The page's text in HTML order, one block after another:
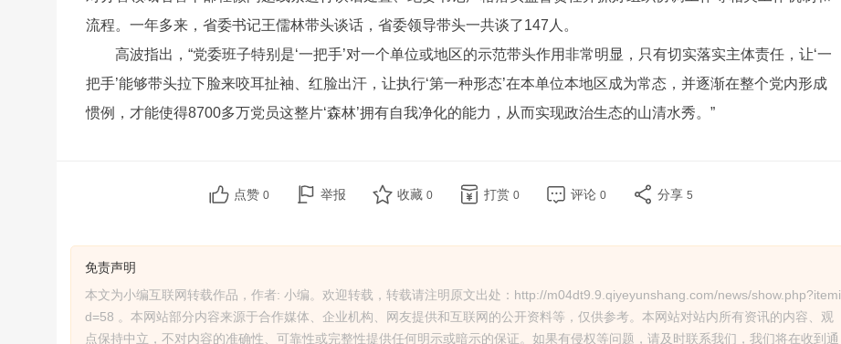
流程。一年多来，省委书记王儒林带头谈话，省委领导带头一共谈了147人。
高波指出，“党委班子特别是‘一把手’对一个单位或地区的示范带头作用非常明显，只有切实落实主体责任，让‘一
把手’能够带头拉下脸来咬耳扯袖、红脸出汗，让执行‘第一种形态’在本单位本地区成为常态，并逐渐在整个党内形成
惯例，才能使得8700多万党员这整片‘森林’拥有自我净化的能力，从而实现政治生态的山清水秀。”
点赞 0 举报 收藏 0 打赏 0 评论 0 分享 5
免责声明
本文为小编互联网转载作品，作者: 小编。欢迎转载，转载请注明原文出处：http://m04dt9.9.qiyeyunshang.com/news/show.php?itemi
d=58 。本网站部分内容来源于合作媒体、企业机构、网友提供和互联网的公开资料等，仅供参考。本网站对站内所有资讯的内容、观
点保持中立，不对内容的准确性、可靠性或完整性提供任何明示或暗示的保证。如果有侵权等问题，请及时联系我们，我们将在收到通